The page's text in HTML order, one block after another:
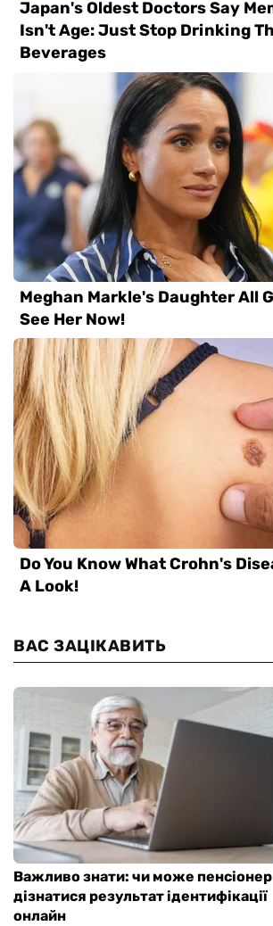
ВАС ЗАЦІКАВИТЬ
Важливо знати: чи може пенсіонер
дізнатися результат ідентифікації
онлайн